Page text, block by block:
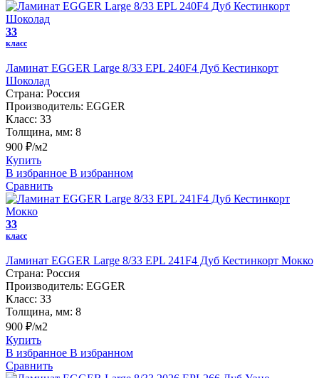
33
класс
Ламинат EGGER Large 8/33 EPL 240F4 Дуб Кестинкорт
Шоколад
Страна: Россия
Производитель: EGGER
Класс: 33
Толщина, мм: 8
900 ₽/м2
Купить
В избранное В избранном
Сравнить
33
класс
Ламинат EGGER Large 8/33 EPL 241F4 Дуб Кестинкорт Мокко
Страна: Россия
Производитель: EGGER
Класс: 33
Толщина, мм: 8
900 ₽/м2
Купить
В избранное В избранном
Сравнить